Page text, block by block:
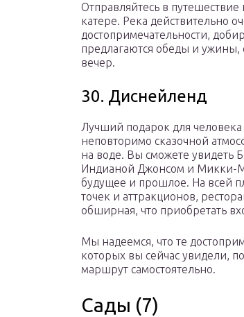
Отправляйтесь в
катере. Река действительно
достопримечательности,
предлагаются обеды и ужины,
вечер.
30. Диснейленд
Лучший подарок для
неповторимо сказочной
на воде. Вы сможете увидеть
Индианой Джонсом и Микки-
будущее и прошлое. На всей
точек и аттракционов,
обширная, что приобретать
Мы надеемся, что те
которых вы сейчас увидели,
маршрут самостоятельно.
Сады (7)